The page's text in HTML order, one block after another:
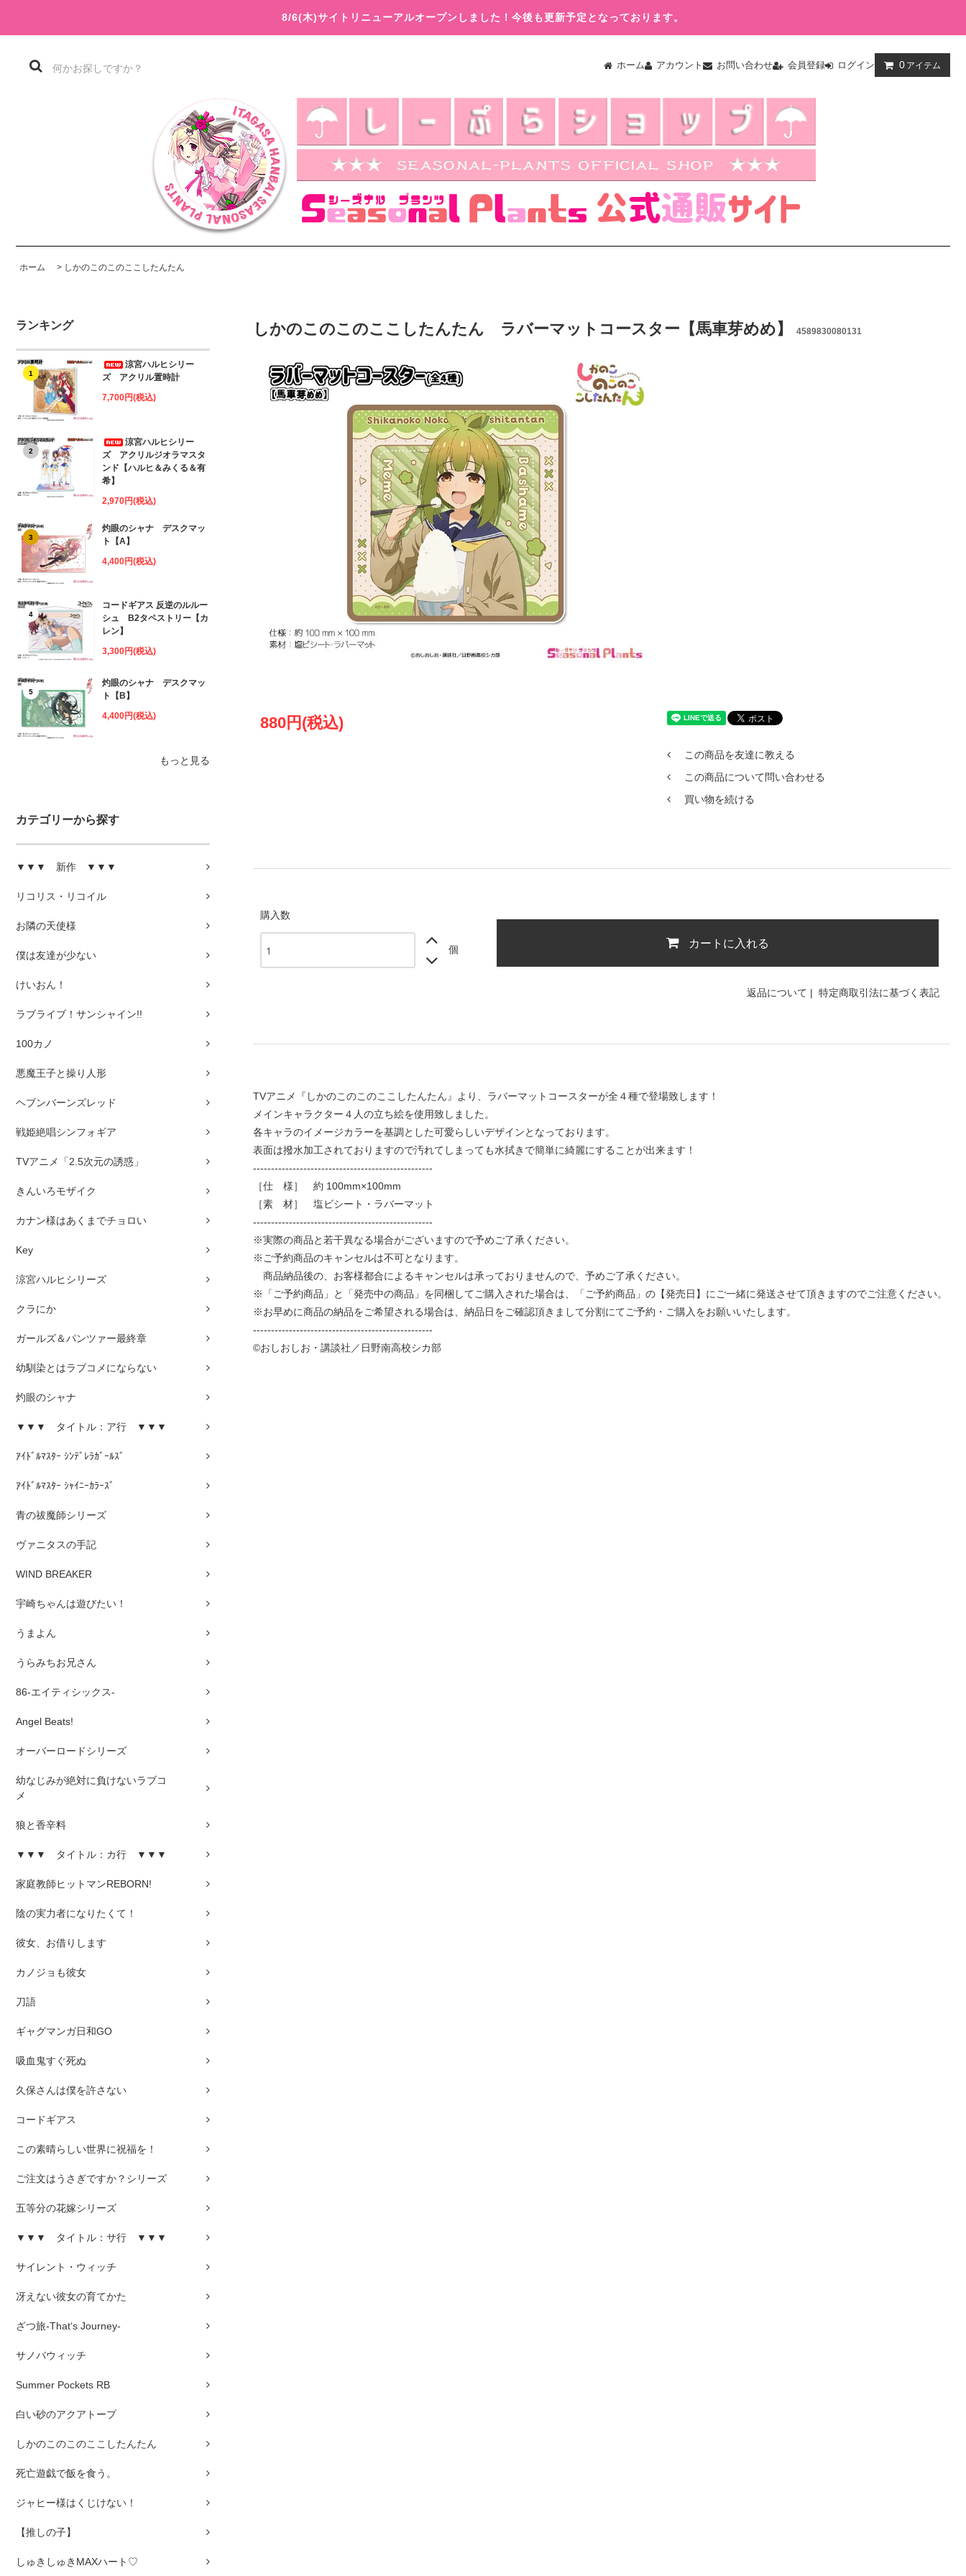
8/6(木)サイトリニューアルオープンしました！今後も更新予定となっております。
ホーム アカウント お問い合わせ 会員登録 ログイン 0 アイテム
ホーム > しかのこのこのここしたんたん
ランキング
1
涼宮ハルヒシリー
ズ アクリル置時計
7,700円(税込)
2
涼宮ハルヒシリー
ズ アクリルジオラマスタ
ンド【ハルヒ＆みくる＆有
希】
2,970円(税込)
3
灼眼のシャナ デスクマッ
ト【A】
4,400円(税込)
4
コードギアス 反逆のルルー
シュ B2タペストリー【カ
レン】
3,300円(税込)
5
灼眼のシャナ デスクマッ
ト【B】
4,400円(税込)
もっと見る
カテゴリーから探す
▼▼▼ 新作 ▼▼▼
リコリス・リコイル
お隣の天使様
僕は友達が少ない
けいおん！
ラブライブ！サンシャイン!!
100カノ
悪魔王子と操り人形
ヘブンバーンズレッド
戦姫絶唱シンフォギア
TVアニメ「2.5次元の誘惑」
きんいろモザイク
カナン様はあくまでチョロい
Key
涼宮ハルヒシリーズ
クラにか
ガールズ＆パンツァー最終章
幼馴染とはラブコメにならない
灼眼のシャナ
▼▼▼ タイトル：ア行 ▼▼▼
ｱｲﾄﾞﾙﾏｽﾀｰ ｼﾝﾃﾞﾚﾗｶﾞｰﾙｽﾞ
ｱｲﾄﾞﾙﾏｽﾀｰ ｼｬｲﾆｰｶﾗｰｽﾞ
青の祓魔師シリーズ
ヴァニタスの手記
WIND BREAKER
宇崎ちゃんは遊びたい！
うまよん
うらみちお兄さん
86-エイティシックス-
Angel Beats!
オーバーロードシリーズ
幼なじみが絶対に負けないラブコ
メ
狼と香辛料
▼▼▼ タイトル：カ行 ▼▼▼
家庭教師ヒットマンREBORN!
陰の実力者になりたくて！
彼女、お借りします
カノジョも彼女
刀語
ギャグマンガ日和GO
吸血鬼すぐ死ぬ
久保さんは僕を許さない
コードギアス
この素晴らしい世界に祝福を！
ご注文はうさぎですか？シリーズ
五等分の花嫁シリーズ
▼▼▼ タイトル：サ行 ▼▼▼
サイレント・ウィッチ
冴えない彼女の育てかた
ざつ旅-That‘s Journey-
サノバウィッチ
Summer Pockets RB
白い砂のアクアトープ
しかのこのこのここしたんたん
死亡遊戯で飯を食う。
ジャヒー様はくじけない！
【推しの子】
しゅきしゅきMAXハート♡
しかのこのこのここしたんたん ラバーマットコースター【馬車芽めめ】 4589830080131
880円(税込)
この商品を友達に教える
この商品について問い合わせる
買い物を続ける
購入数
個 カートに入れる
返品について | 特定商取引法に基づく表記
TVアニメ『しかのこのこのここしたんたん』より、ラバーマットコースターが全４種で登場致します！
メインキャラクター４人の立ち絵を使用致しました。
各キャラのイメージカラーを基調とした可愛らしいデザインとなっております。
表面は撥水加工されておりますので汚れてしまっても水拭きで簡単に綺麗にすることが出来ます！
--------------------------------------------------
［仕 様］ 約 100mm×100mm
［素 材］ 塩ビシート・ラバーマット
--------------------------------------------------
※実際の商品と若干異なる場合がございますので予めご了承ください。
※ご予約商品のキャンセルは不可となります。
商品納品後の、お客様都合によるキャンセルは承っておりませんので、予めご了承ください。
※「ご予約商品」と「発売中の商品」を同梱してご購入された場合は、「ご予約商品」の【発売日】にご一緒に発送させて頂きますのでご注意ください。
※お早めに商品の納品をご希望される場合は、納品日をご確認頂きまして分割にてご予約・ご購入をお願いいたします。
--------------------------------------------------
©おしおしお・講談社／日野南高校シカ部